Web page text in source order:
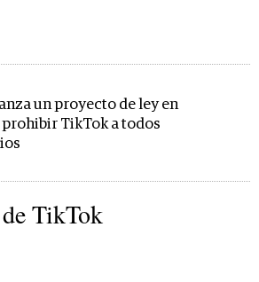
un proyecto de ley en
prohibir TikTok a todos
TikTok